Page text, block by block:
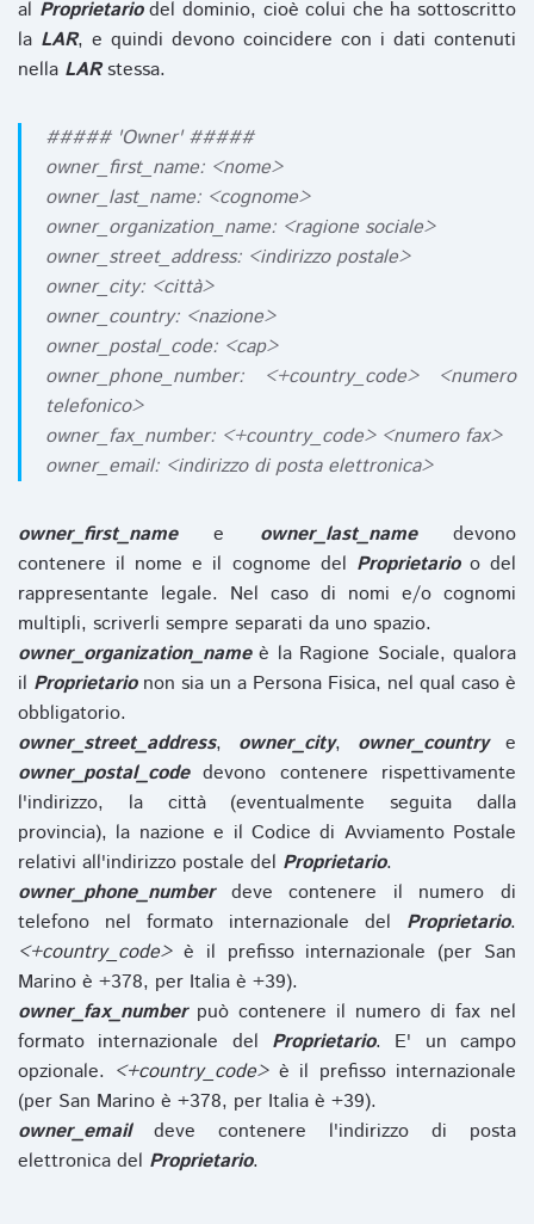
al Proprietariodel dominio, cioè colui che ha sottoscritto
la LAR, e quindi devono coincidere con i dati contenuti
nella LARstessa.
##### 'Owner' #####
owner_first_name: <nome>
owner_last_name: <cognome>
owner_organization_name: <ragione sociale>
owner_street_address: <indirizzo postale>
owner_city: <città>
owner_country: <nazione>
owner_postal_code: <cap>
owner_phone_number: <+country_code> <numero
telefonico>
owner_fax_number: <+country_code> <numero fax>
owner_email: <indirizzo di posta elettronica>
owner_first_namee owner_last_namedevono
contenere il nome e il cognome del Proprietarioo del
rappresentante legale. Nel caso di nomi e/o cognomi
multipli, scriverli sempre separati da uno spazio.
owner_organization_nameè la Ragione Sociale, qualora
il Proprietarionon sia un a Persona Fisica, nel qual caso è
obbligatorio.
owner_street_address, owner_city, owner_countrye
owner_postal_codedevono contenere rispettivamente
l'indirizzo, la città (eventualmente seguita dalla
provincia), la nazione e il Codice di Avviamento Postale
relativi all'indirizzo postale del Proprietario.
owner_phone_numberdeve contenere il numero di
telefono nel formato internazionale del Proprietario.
<+country_code>è il prefisso internazionale (per San
Marino è +378, per Italia è +39).
owner_fax_numberpuò contenere il numero di fax nel
formato internazionale del Proprietario. E' un campo
opzionale. <+country_code>è il prefisso internazionale
(per San Marino è +378, per Italia è +39).
owner_emaildeve contenere l'indirizzo di posta
elettronica del Proprietario.